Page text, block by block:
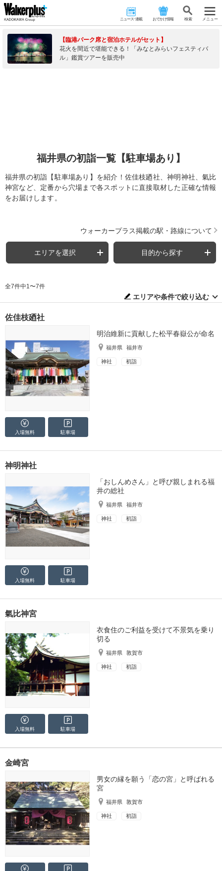
ニュース･連載 おでかけ情報 検 索 メニュー
【臨港パーク席と宿泊ホテルがセット】
花火を間近で堪能できる！「みなとみらいフェスティバ
ル」鑑賞ツアーを販売中
福井県の初詣一覧【駐車場あり】
福井県の初詣【駐車場あり】を紹介！佐佳枝廼社、神明神社、氣比
神宮など、定番から穴場まで各スポットに直接取材した正確な情報
をお届けします。
ウォーカープラス掲載の駅・路線について
エリアを選択 目的から探す
全7件中1〜7件
エリアや条件で絞り込む
佐佳枝廼社
明治維新に貢献した松平春嶽公が命名
福井県 福井市
神社 初詣
入場無料 駐車場
神明神社
「おしんめさん」と呼び親しまれる福
井の総社
福井県 福井市
神社 初詣
入場無料 駐車場
氣比神宮
衣食住のご利益を受けて不景気を乗り
切る
福井県 敦賀市
神社 初詣
入場無料 駐車場
金崎宮
男女の縁を願う「恋の宮」と呼ばれる
宮
福井県 敦賀市
神社 初詣